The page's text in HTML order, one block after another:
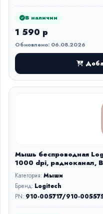
В наличии
1 590 р
Обновлено: 06.08.2026
Мышь беспроводная
1000 dpi, радиоканал,
Категория:Мыши
Бренд: Logitech
PN: 910-005717/910-